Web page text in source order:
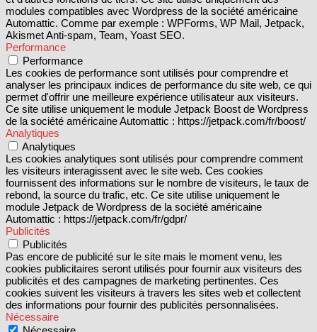
modules compatibles avec Wordpress de la société américaine
Automattic. Comme par exemple : WPForms, WP Mail, Jetpack,
Akismet Anti-spam, Team, Yoast SEO.
Performance
Performance
Les cookies de performance sont utilisés pour comprendre et
analyser les principaux indices de performance du site web, ce qui
permet d'offrir une meilleure expérience utilisateur aux visiteurs.
Ce site utilise uniquement le module Jetpack Boost de Wordpress
de la société américaine Automattic : https://jetpack.com/fr/boost/
Analytiques
Analytiques
Les cookies analytiques sont utilisés pour comprendre comment
les visiteurs interagissent avec le site web. Ces cookies
fournissent des informations sur le nombre de visiteurs, le taux de
rebond, la source du trafic, etc. Ce site utilise uniquement le
module Jetpack de Wordpress de la société américaine
Automattic : https://jetpack.com/fr/gdpr/
Publicités
Publicités
Pas encore de publicité sur le site mais le moment venu, les
cookies publicitaires seront utilisés pour fournir aux visiteurs des
publicités et des campagnes de marketing pertinentes. Ces
cookies suivent les visiteurs à travers les sites web et collectent
des informations pour fournir des publicités personnalisées.
Nécessaire